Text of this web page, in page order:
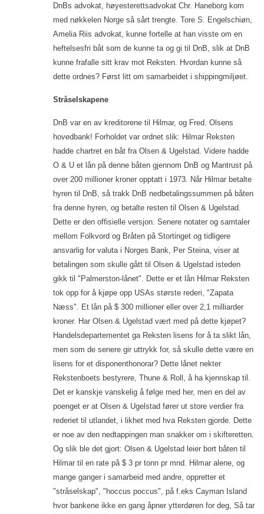
DnBs advokat, høyesterettsadvokat Chr. Haneborg kom
med nøkkelen Norge så sårt trengte. Tore S. Engelschiøn,
Amelia Riis advokat, kunne fortelle at han visste om en
heftelsesfri båt som de kunne ta og gi til DnB, slik at DnB
kunne frafalle sitt krav mot Reksten. Hvordan kunne så
dette ordnes? Først litt om samarbeidet i shippingmiljøet.
Stråselskapene
DnB var en av kreditorene til Hilmar, og Fred. Olsens
hovedbank! Forholdet var ordnet slik: Hilmar Reksten
hadde chartret en båt fra Olsen & Ugelstad. Videre hadde
O & U et lån på denne båten gjennom DnB og Mantrust på
over 200 millioner kroner opptatt i 1973. Når Hilmar betalte
hyren til DnB, så trakk DnB nedbetalingssummen på båten
fra denne hyren, og betalte resten til Olsen & Ugelstad.
Dette er den offisielle versjon. Senere notater og samtaler
mellom Folkvord og Bråten på Stortinget og tidligere
ansvarlig for valuta i Norges Bank, Per Steina, viser at
betalingen som skulle gått til Olsen & Ugelstad isteden
gikk til "Palmerston-lånet". Dette er et lån Hilmar Reksten
tok opp for å kjøpe opp USAs største rederi, "Zapata
Næss". Et lån på $ 300 millioner eller over 2,1 milliarder
kroner. Har Olsen & Ugelstad vært med på dette kjøpet?
Handelsdepartementet ga Reksten lisens for å ta slikt lån,
men som de senere gir uttrykk for, så skulle dette være en
lisens for et disponenthonorar? Dette lånet nekter
Rekstenboets bestyrere, Thune & Roll, å ha kjennskap til.
Det er kanskje vanskelig å følge med her, men en del av
poenget er at Olsen & Ugelstad fører ut store verdier fra
rederiet til utlandet, i likhet med hva Reksten gjorde. Dette
er noe av den nedtappingen man snakker om i skifteretten.
Og slik ble det gjort: Olsen & Ugelstad leier bort båten til
Hilmar til en rate på $ 3 pr tonn pr mnd. Hilmar alene, og
mange ganger i samarbeid med andre, oppretter et
"stråselskap", "hoccus poccus", på f.eks Cayman Island
hvor bankene ikke en gang åpner ytterdøren for deg, Så tar